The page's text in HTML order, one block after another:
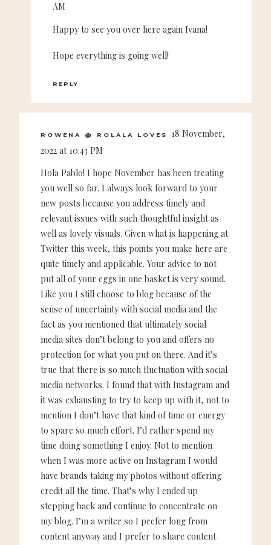
AM
Happy to see you over here again Ivana!
Hope everything is going well!
REPLY
ROWENA @ ROLALA LOVES
18 November,
2022 at 10:43 PM
Hola Pablo! I hope November has been treating
you well so far. I always look forward to your
new posts because you address timely and
relevant issues with such thoughtful insight as
well as lovely visuals. Given what is happening at
Twitter this week, this points you make here are
quite timely and applicable. Your advice to not
put all of your eggs in one basket is very sound.
Like you I still choose to blog because of the
sense of uncertainty with social media and the
fact as you mentioned that ultimately social
media sites don’t belong to you and offers no
protection for what you put on there. And it’s
true that there is so much fluctuation with social
media networks. I found that with Instagram and
it was exhausting to try to keep up with it, not to
mention I don’t have that kind of time or energy
to spare so much effort. I’d rather spend my
time doing something I enjoy. Not to mention
when I was more active on Instagram I would
have brands taking my photos without offering
credit all the time. That’s why I ended up
stepping back and continue to concentrate on
my blog. I’m a writer so I prefer long from
content anyway and I prefer to share content